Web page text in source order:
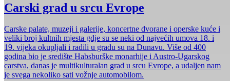
Carski grad u srcu Evrope
Carske palate, muzeji i galerije, koncertne dvorane i operske kuće i
veliki broj kultnih mjesta gdje su se neki od najvećih umova 18. i
19. vijeka okupljali i radili u gradu su na Dunavu. Više od 400
godina bio je središte Habsburške monarhije i Austro-Ugarskog
carstva, danas je multikulturalan grad u srcu Evrope, a udaljen nam
je svega nekoliko sati vožnje automobilom.